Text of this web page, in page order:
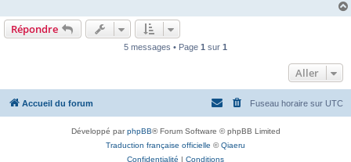
Répondre
5 messages • Page 1 sur 1
Aller
Accueil du forum Fuseau horaire sur UTC
Développé parphpBB® Forum Software © phpBB Limited
Traduction française officielle ©Qiaeru
Confidentialité | Conditions